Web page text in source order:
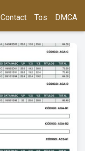
Contact Tos DMCA